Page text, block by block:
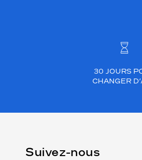
30 JOURS
CHANGER
Suivez-nous